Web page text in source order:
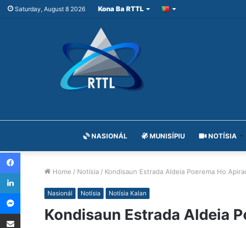
Saturday, August 8 2026 Kona Ba RTTL
NASIONÁL MUNISÍPIU NOTÍSIA
Home / Notísia / Kondisaun Estrada Aldeia Poerema Ho
Nasionál Notísia Notísia Kalan
Kondisaun Estrada Aldeia
Facebook
LinkedIn
Messenger